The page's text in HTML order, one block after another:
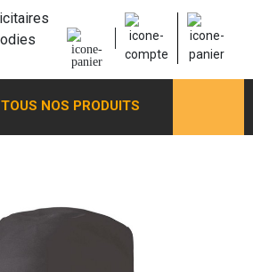
TOUS NOS PRODUITS